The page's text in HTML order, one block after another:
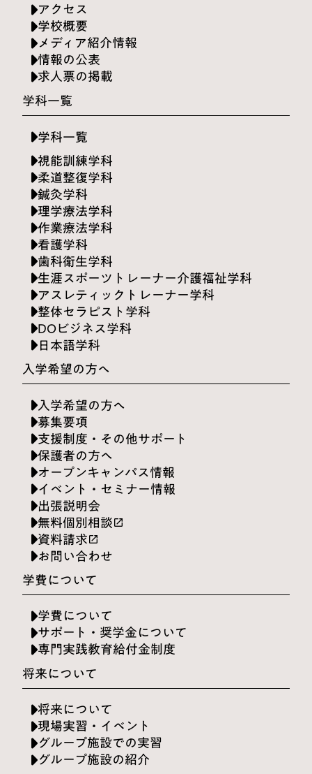
アクセス
学校概要
メディア紹介情報
情報の公表
求人票の掲載
学科一覧
学科一覧
視能訓練学科
柔道整復学科
鍼灸学科
理学療法学科
作業療法学科
看護学科
歯科衛生学科
生涯スポーツトレーナー介護福祉学科
アスレティックトレーナー学科
整体セラピスト学科
DOビジネス学科
日本語学科
入学希望の方へ
入学希望の方へ
募集要項
支援制度・その他サポート
保護者の方へ
オープンキャンパス情報
イベント・セミナー情報
出張説明会
無料個別相談launch
資料請求launch
お問い合わせ
学費について
学費について
サポート・奨学金について
専門実践教育給付金制度
将来について
将来について
現場実習・イベント
グループ施設での実習
グループ施設の紹介